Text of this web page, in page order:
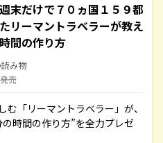
末だけで７０ヵ国１５９都
リーマントラベラーが教え
間の作り方
み物
売
「リーマントラベラー」が、
時間の作り方”を全力プレゼ